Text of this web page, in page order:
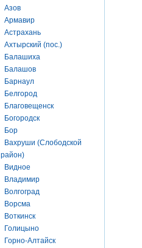
Азов
Армавир
Астрахань
Ахтырский (пос.)
Балашиха
Балашов
Барнаул
Белгород
Благовещенск
Богородск
Бор
Вахруши (Слободской
район)
Видное
Владимир
Волгоград
Ворсма
Воткинск
Голицыно
Горно-Алтайск